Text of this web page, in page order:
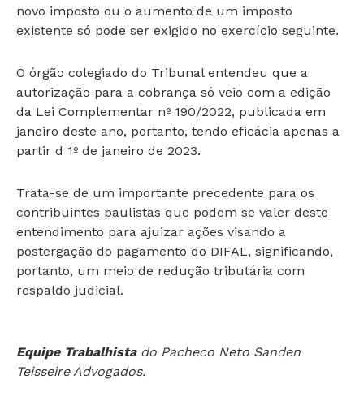
novo imposto ou o aumento de um imposto
existente só pode ser exigido no exercício seguinte.
O órgão colegiado do Tribunal entendeu que a
autorização para a cobrança só veio com a edição
da Lei Complementar nº 190/2022, publicada em
janeiro deste ano, portanto, tendo eficácia apenas a
partir d 1º de janeiro de 2023.
Trata-se de um importante precedente para os
contribuintes paulistas que podem se valer deste
entendimento para ajuizar ações visando a
postergação do pagamento do DIFAL, significando,
portanto, um meio de redução tributária com
respaldo judicial.
Equipe Trabalhistado Pacheco Neto Sanden
Teisseire Advogados.